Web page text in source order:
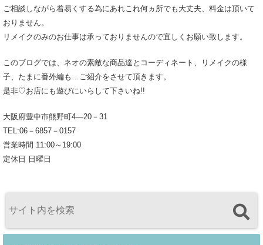
ご相談しながら着易くする為にあれこれ何ヵ所でも大丈夫、料金は頂いて
おりません。
リメイクのみのお仕事は承っておりませんので宜しくお願い致します。
このブログでは、ネオの素敵な商品達とコーディネート、リメイクの様
子、たまに番外編も…ご紹介をさせて頂きます。
是非♡お店にも遊びにいらして下さいね!!
大阪府豊中市熊野町4―20－31
TEL:06－6857－0157
営業時間 11:00～19:00
定休日 日曜日